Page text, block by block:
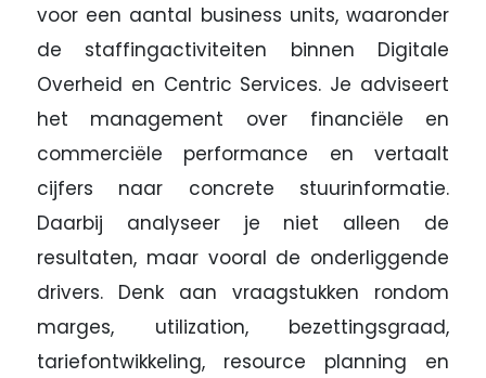
voor een aantal business units, waaronder
de staffingactiviteiten binnen Digitale
Overheid en Centric Services. Je adviseert
het management over financiële en
commerciële performance en vertaalt
cijfers naar concrete stuurinformatie.
Daarbij analyseer je niet alleen de
resultaten, maar vooral de onderliggende
drivers. Denk aan vraagstukken rondom
marges, utilization, bezettingsgraad,
tariefontwikkeling, resource planning en